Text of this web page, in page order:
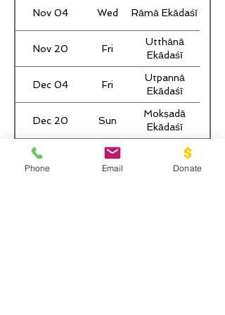
Nov 04 Wed Rāmā Ekādaśī
Nov 20 Fri
Utthānā
Ekādaśī
Dec 04 Fri
Utpannā
Ekādaśī
Dec 20 Sun
Mokṣadā
Ekādaśī
Phone Email Donate